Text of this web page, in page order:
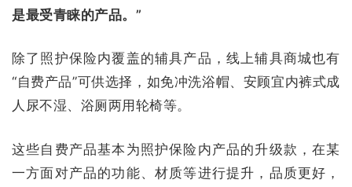
是最受青睐的产品。”
除了照护保险内覆盖的辅具产品，线上辅具商城也有
“自费产品”可供选择，如免冲洗浴帽、安顾宜内裤式成
人尿不湿、浴厕两用轮椅等。
这些自费产品基本为照护保险内产品的升级款，在某
一方面对产品的功能、材质等进行提升，品质更好，